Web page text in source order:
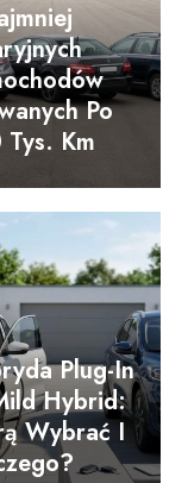
Po
Km
Plug-In
Hybrid:
Wybrać I